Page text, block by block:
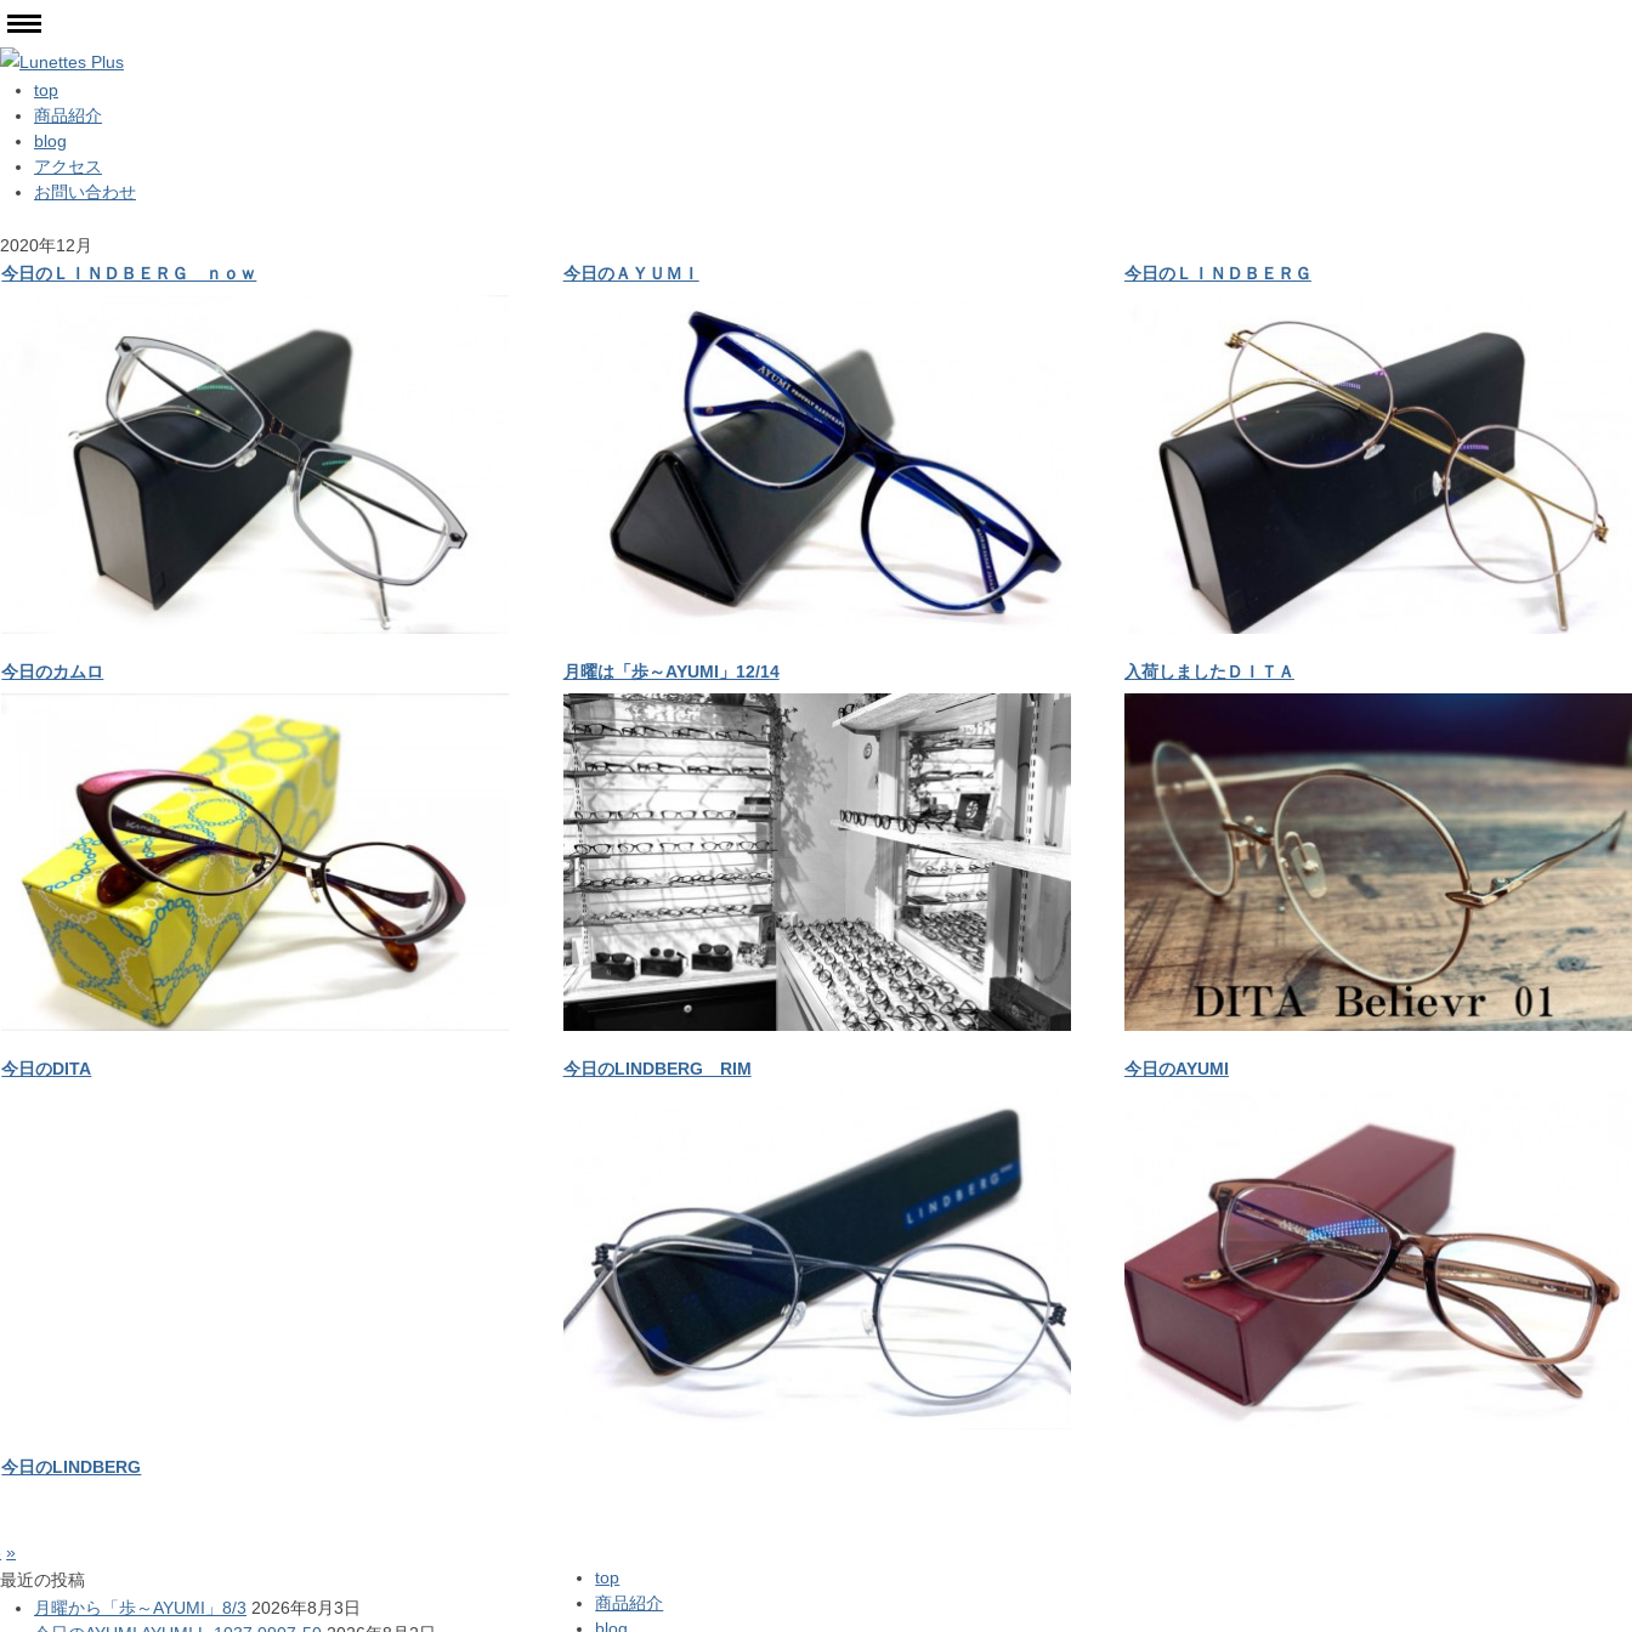
top
商品紹介
blog
アクセス
お問い合わせ
2020年12月
今日のＬＩＮＤＢＥＲＧ ｎｏｗ
今日のＡＹＵＭＩ 今日のＬＩＮＤＢＥＲＧ
今日のカムロ 月曜は「歩～AYUMI」12/14 入荷しましたＤＩＴＡ
今日のDITA 今日のLINDBERG RIM 今日のAYUMI
今日のLINDBERG
»
最近の投稿
月曜から「歩～AYUMI」8/3 2026年8月3日
top
商品紹介